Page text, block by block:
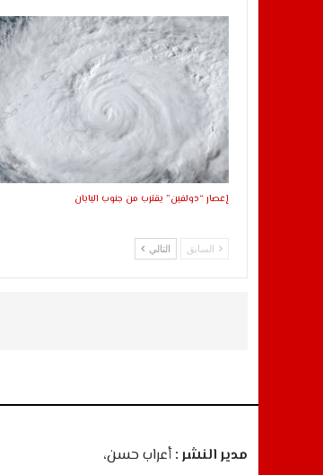
إعصار “دولفين” يقترب من جنوب اليابان
السابق التالي
مدير النشر :أعراب حسن،